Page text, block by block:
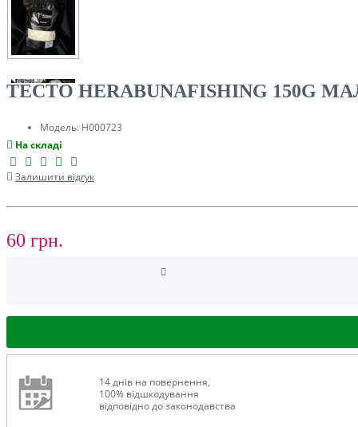
ТУРИЗМ
ТЕСТО HERABUNAFISHING 150G
Модель: H000723
На складі
Залишити відгук
60 грн.
14 днів на повернення,
100% відшкодування
відповідно до законодавства